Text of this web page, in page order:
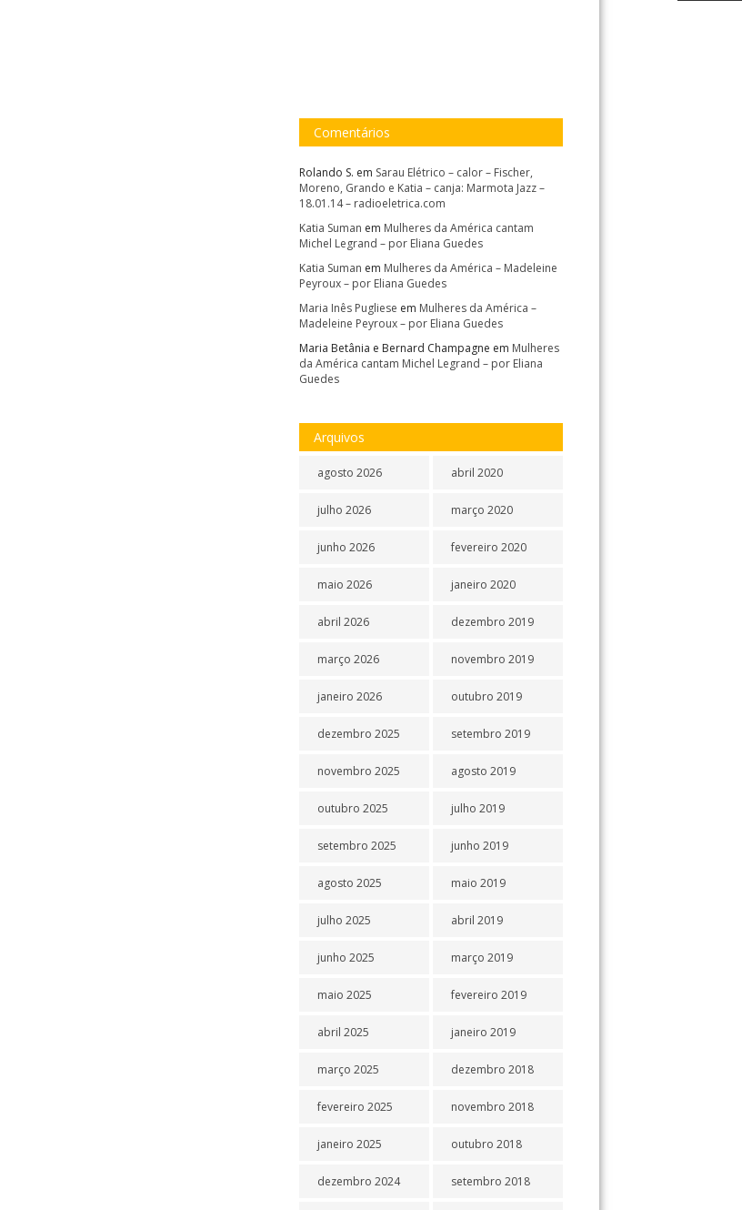
Comentários
Rolando S. em Sarau Elétrico – calor – Fischer,
Moreno, Grando e Katia – canja: Marmota Jazz –
18.01.14 – radioeletrica.com
Katia Suman em Mulheres da América cantam
Michel Legrand – por Eliana Guedes
Katia Suman em Mulheres da América – Madeleine
Peyroux – por Eliana Guedes
Maria Inês Pugliese em Mulheres da América –
Madeleine Peyroux – por Eliana Guedes
Maria Betânia e Bernard Champagne em Mulheres
da América cantam Michel Legrand – por Eliana
Guedes
Arquivos
agosto 2026
julho 2026
junho 2026
maio 2026
abril 2026
março 2026
janeiro 2026
dezembro 2025
novembro 2025
outubro 2025
setembro 2025
agosto 2025
julho 2025
junho 2025
maio 2025
abril 2025
março 2025
fevereiro 2025
janeiro 2025
dezembro 2024
abril 2020
março 2020
fevereiro 2020
janeiro 2020
dezembro 2019
novembro 2019
outubro 2019
setembro 2019
agosto 2019
julho 2019
junho 2019
maio 2019
abril 2019
março 2019
fevereiro 2019
janeiro 2019
dezembro 2018
novembro 2018
outubro 2018
setembro 2018